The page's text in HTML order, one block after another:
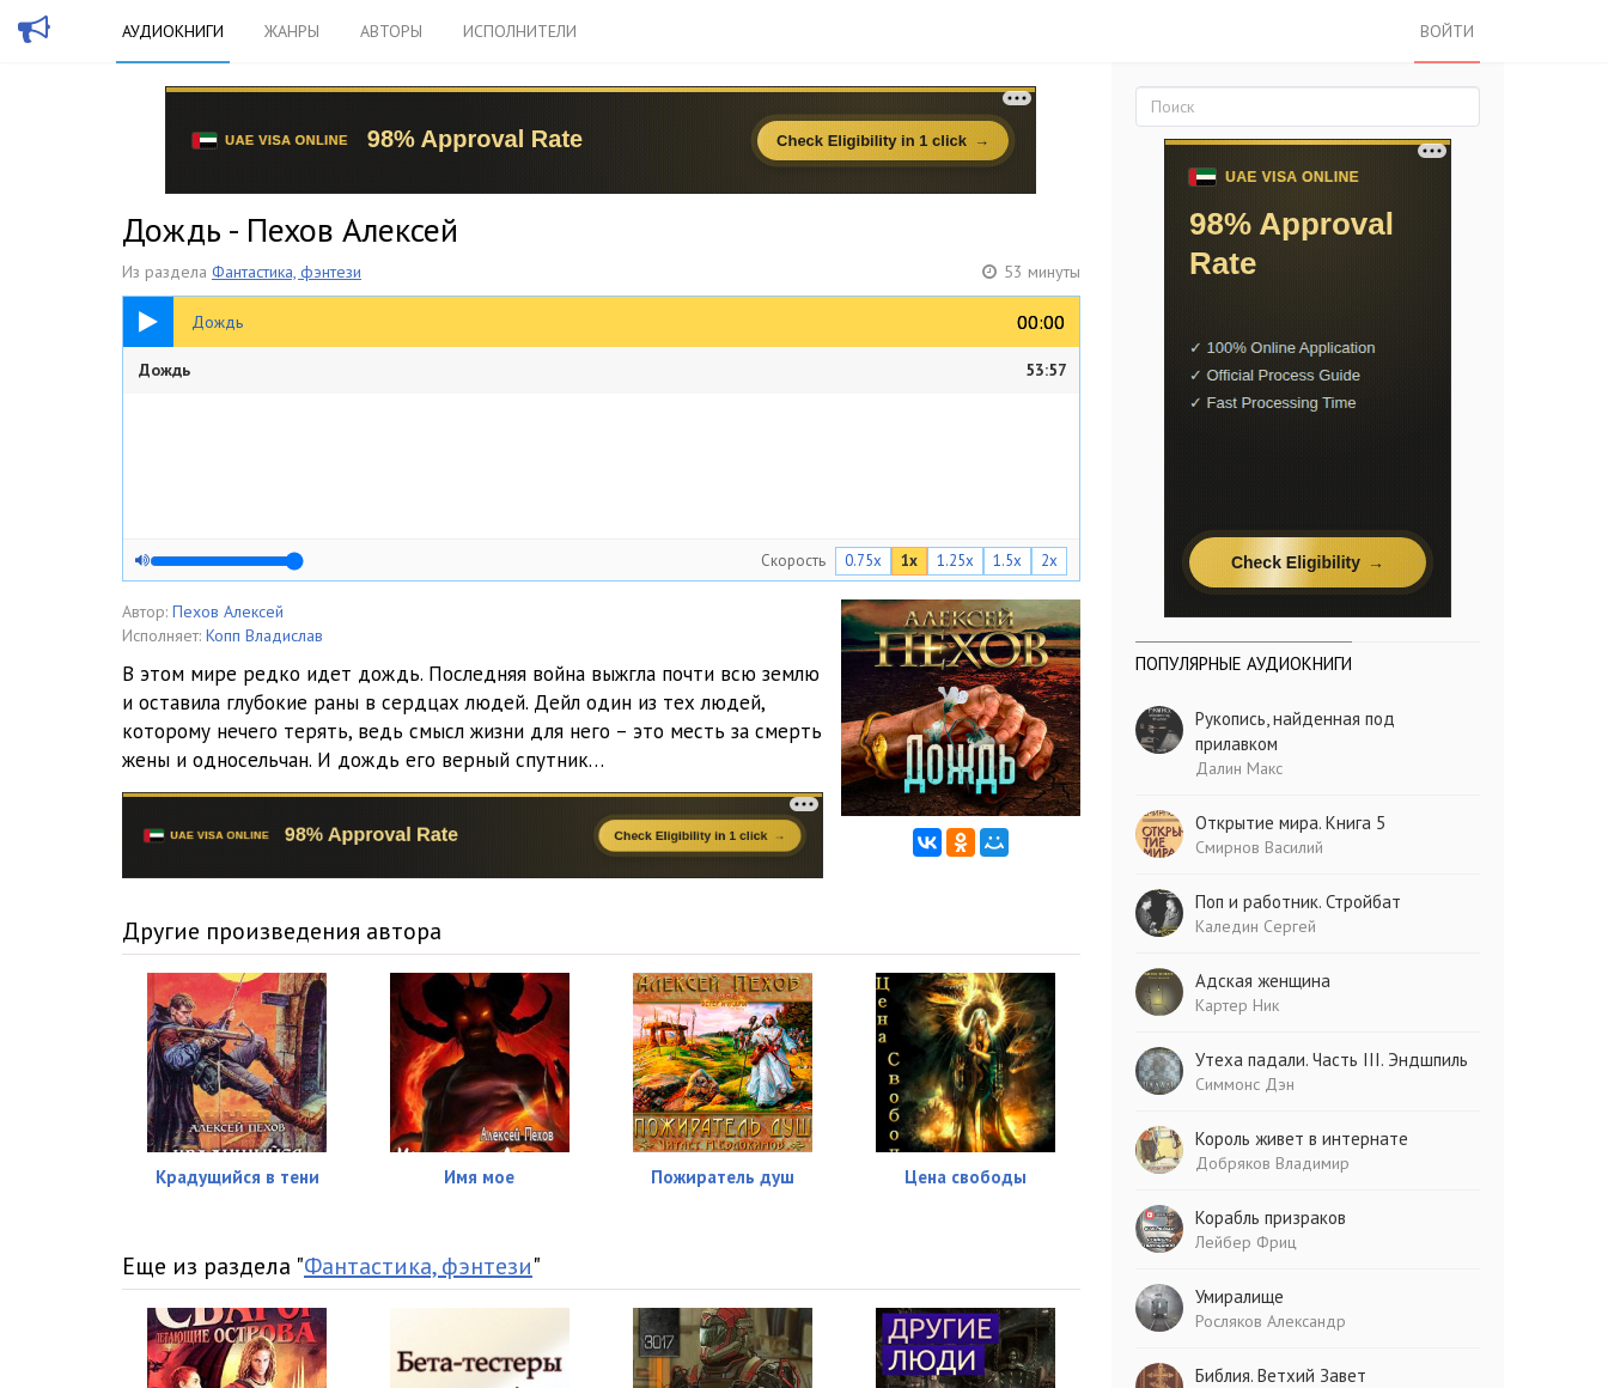
АУДИОКНИГИ ЖАНРЫ АВТОРЫ ИСПОЛНИТЕЛИ ВОЙТИ
Дождь - Пехов Алексей
Из раздела Фантастика, фэнтези 53 минуты
Дождь 00:00
00:00
53:57
Дождь 53:57
Скорость 0.75x 1x 1.25x 1.5x 2x
Автор: Пехов Алексей
Исполняет: Копп Владислав
В этом мире редко идет дождь. Последняя война выжгла почти всю землю
и оставила глубокие раны в сердцах людей. Дейл один из тех людей,
которому нечего терять, ведь смысл жизни для него – это месть за смерть
жены и односельчан. И дождь его верный спутник…
Другие произведения автора
Крадущийся в тени Имя мое Пожиратель душ Цена свободы
Еще из раздела "Фантастика, фэнтези"
ПОПУЛЯРНЫЕ АУДИОКНИГИ
Рукопись, найденная под
прилавком
Далин Макс
Открытие мира. Книга 5
Смирнов Василий
Поп и работник. Стройбат
Каледин Сергей
Адская женщина
Картер Ник
Утеха падали. Часть III. Эндшпиль
Симмонс Дэн
Король живет в интернате
Добряков Владимир
Корабль призраков
Лейбер Фриц
Умиралище
Росляков Александр
Библия. Ветхий Завет